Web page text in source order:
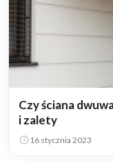
Czy ściana
i zalety
16 stycznia 2023